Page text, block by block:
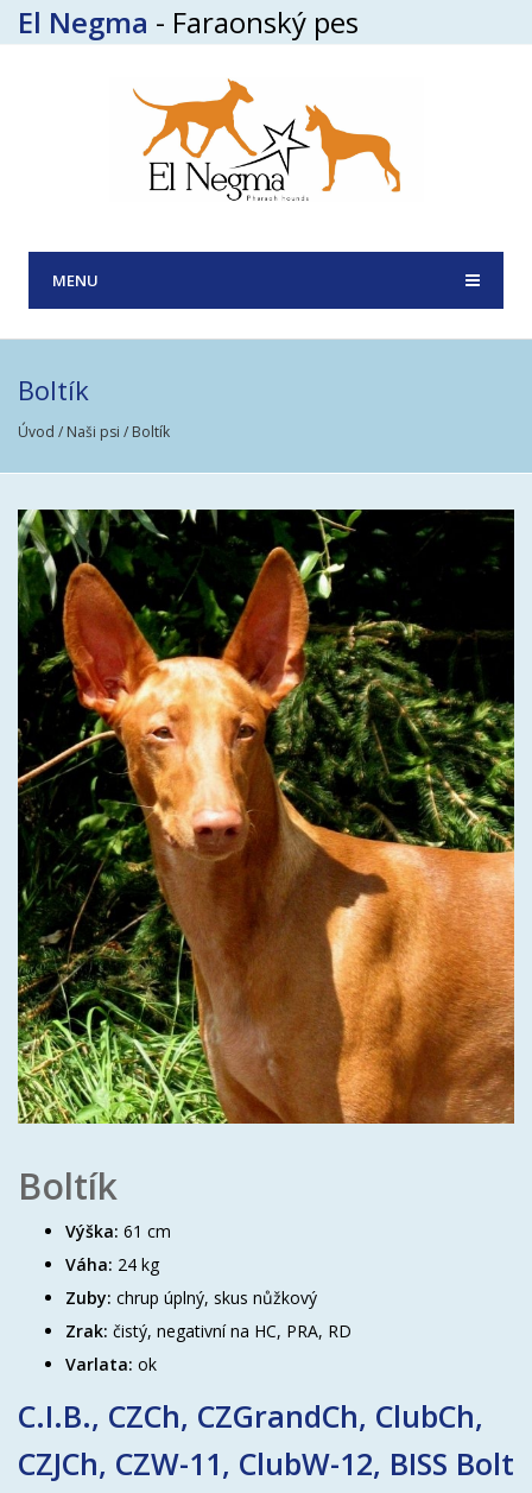
El Negma - Faraonský pes
MENU
Boltík
Úvod / Naši psi / Boltík
Boltík
Výška: 61 cm
Váha: 24 kg
Zuby: chrup úplný, skus nůžkový
Zrak: čistý, negativní na HC, PRA, RD
Varlata: ok
C.I.B., CZCh, CZGrandCh, ClubCh,
CZJCh, CZW-11, ClubW-12, BISS Bolt